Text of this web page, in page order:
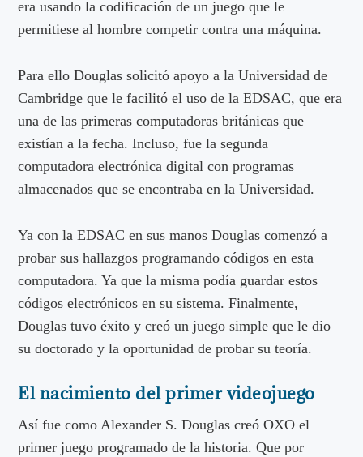
era usando la codificación de un juego que le
permitiese al hombre competir contra una máquina.
Para ello Douglas solicitó apoyo a la Universidad de
Cambridge que le facilitó el uso de la EDSAC, que era
una de las primeras computadoras británicas que
existían a la fecha. Incluso, fue la segunda
computadora electrónica digital con programas
almacenados que se encontraba en la Universidad.
Ya con la EDSAC en sus manos Douglas comenzó a
probar sus hallazgos programando códigos en esta
computadora. Ya que la misma podía guardar estos
códigos electrónicos en su sistema. Finalmente,
Douglas tuvo éxito y creó un juego simple que le dio
su doctorado y la oportunidad de probar su teoría.
El nacimiento del primer videojuego
Así fue como Alexander S. Douglas creó OXO el
primer juego programado de la historia. Que por